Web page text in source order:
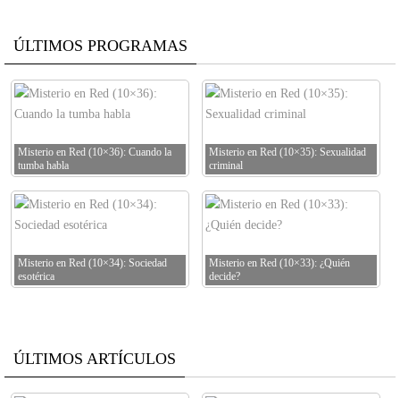
ÚLTIMOS PROGRAMAS
Misterio en Red (10×36): Cuando la
tumba habla
Misterio en Red (10×35): Sexualidad
criminal
Misterio en Red (10×34): Sociedad
esotérica
Misterio en Red (10×33): ¿Quién
decide?
ÚLTIMOS ARTÍCULOS